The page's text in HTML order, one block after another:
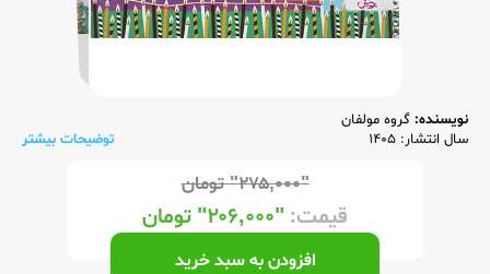
نویسنده: گروه مولفان
سال انتشار: 1405
توضیحات بیشتر
"۲۷۵,۰۰۰" تومان
قیمت: "۲۰۶,۰۰۰" تومان
افزودن به سبد خرید